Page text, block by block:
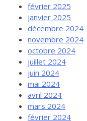
février 2025
janvier 2025
décembre 2024
novembre 2024
octobre 2024
juillet 2024
juin 2024
mai 2024
avril 2024
mars 2024
février 2024